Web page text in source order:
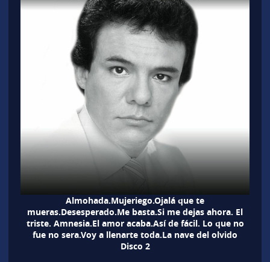
Almohada.Mujeriego.Ojalá que te
mueras.Desesperado.Me basta.Si me dejas ahora. El
triste. Amnesia.El amor acaba.Así de fácil. Lo que no
fue no sera.Voy a llenarte toda.La nave del olvido
Disco 2